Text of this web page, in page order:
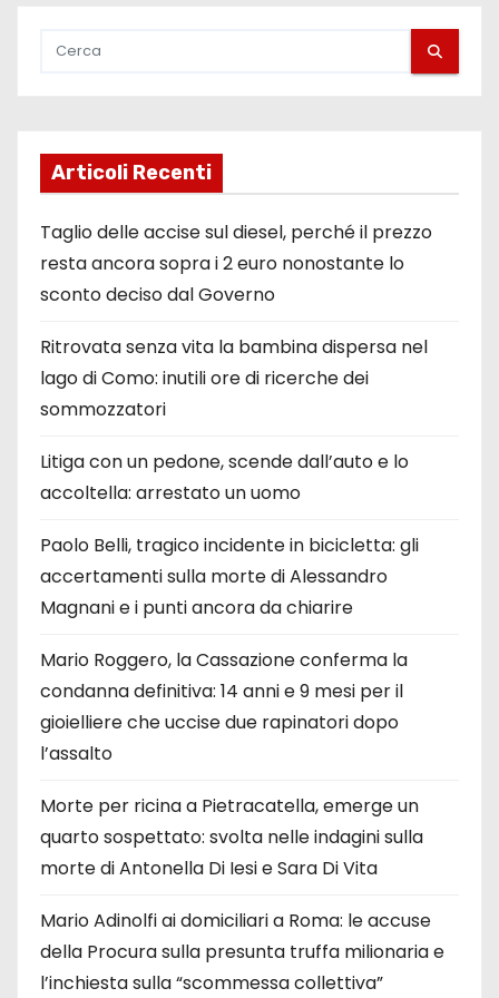
Articoli Recenti
Taglio delle accise sul diesel, perché il prezzo
resta ancora sopra i 2 euro nonostante lo
sconto deciso dal Governo
Ritrovata senza vita la bambina dispersa nel
lago di Como: inutili ore di ricerche dei
sommozzatori
Litiga con un pedone, scende dall’auto e lo
accoltella: arrestato un uomo
Paolo Belli, tragico incidente in bicicletta: gli
accertamenti sulla morte di Alessandro
Magnani e i punti ancora da chiarire
Mario Roggero, la Cassazione conferma la
condanna definitiva: 14 anni e 9 mesi per il
gioielliere che uccise due rapinatori dopo
l’assalto
Morte per ricina a Pietracatella, emerge un
quarto sospettato: svolta nelle indagini sulla
morte di Antonella Di Iesi e Sara Di Vita
Mario Adinolfi ai domiciliari a Roma: le accuse
della Procura sulla presunta truffa milionaria e
l’inchiesta sulla “scommessa collettiva”